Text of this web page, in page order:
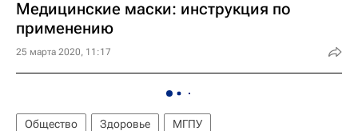
Медицинские маски: инструкция по
применению
25 марта 2020, 11:17
Общество Здоровье
МГПУ